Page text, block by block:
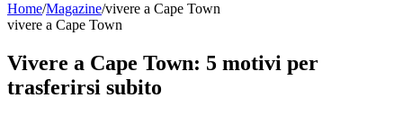
Home/Magazine/vivere a Cape Town
vivere a Cape Town
Vivere a Cape Town: 5 motivi per
trasferirsi subito